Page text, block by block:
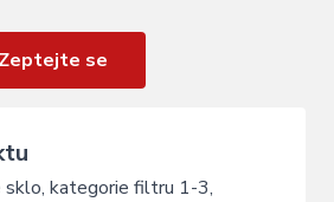
Zeptejte se
kategorie filtru 1-3,